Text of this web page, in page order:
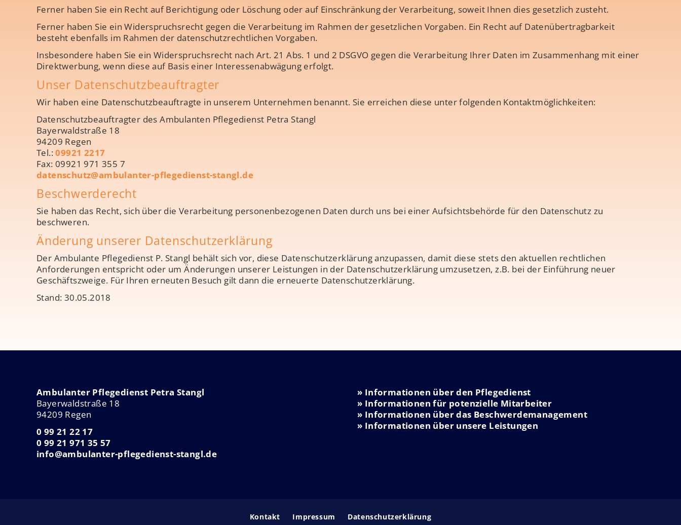
Ferner haben Sie ein Recht auf Berichtigung oder Löschung oder auf Einschränkung der Verarbeitung, soweit Ihnen dies gesetzlich zusteht.
Ferner haben Sie ein Widerspruchsrecht gegen die Verarbeitung im Rahmen der gesetzlichen Vorgaben. Ein Recht auf Datenübertragbarkeit
besteht ebenfalls im Rahmen der datenschutzrechtlichen Vorgaben.
Insbesondere haben Sie ein Widerspruchsrecht nach Art. 21 Abs. 1 und 2 DSGVO gegen die Verarbeitung Ihrer Daten im Zusammenhang mit einer
Direktwerbung, wenn diese auf Basis einer Interessenabwägung erfolgt.
Unser Datenschutzbeauftragter
Wir haben eine Datenschutzbeauftragte in unserem Unternehmen benannt. Sie erreichen diese unter folgenden Kontaktmöglichkeiten:
Datenschutzbeauftragter des Ambulanten Pflegedienst Petra Stangl
Bayerwaldstraße 18
94209 Regen
Tel.:09921 2217
Fax: 09921 971 355 7
datenschutz@ambulanter-pflegedienst-stangl.de
Beschwerderecht
Sie haben das Recht, sich über die Verarbeitung personenbezogenen Daten durch uns bei einer Aufsichtsbehörde für den Datenschutz zu
beschweren.
Änderung unserer Datenschutzerklärung
Der Ambulante Pflegedienst P. Stangl behält sich vor, diese Datenschutzerklärung anzupassen, damit diese stets den aktuellen rechtlichen
Anforderungen entspricht oder um Änderungen unserer Leistungen in der Datenschutzerklärung umzusetzen, z.B. bei der Einführung neuer
Geschäftszweige. Für Ihren erneuten Besuch gilt dann die erneuerte Datenschutzerklärung.
Stand: 30.05.2018
Ambulanter Pflegedienst Petra Stangl
Bayerwaldstraße 18
94209 Regen
0 99 21 22 17
0 99 21 971 35 57
info@ambulanter-pflegedienst-stangl.de
» Informationen über den Pflegedienst
» Informationen für potenzielle Mitarbeiter
» Informationen über das Beschwerdemanagement
» Informationen über unsere Leistungen
Kontakt Impressum Datenschutzerklärung